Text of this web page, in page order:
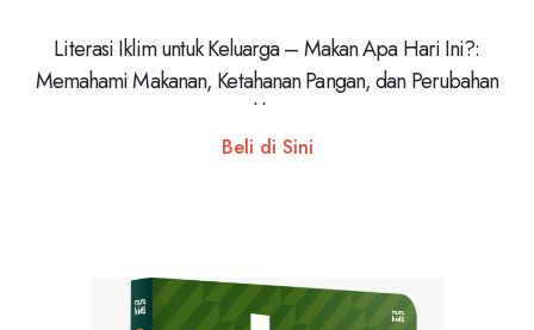
Literasi Iklim untuk Keluarga – Makan Apa Hari Ini?:
Memahami Makanan, Ketahanan Pangan, dan Perubahan
Iklim
Beli di Sini